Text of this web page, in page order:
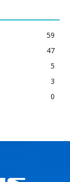
59
47
5
3
0